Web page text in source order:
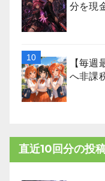
分を現
【毎
へ非課
直近10回分の投